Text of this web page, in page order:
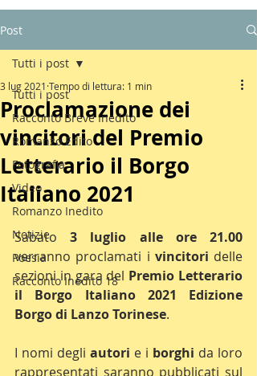
Post
Tutti i post
Racconto Breve Inedito
Romanzo Edito
Fotografia
Video
Romanzo Inedito
Notizie
Poesia
Racconto Inedito 18
Tutti i post
Proclamazione dei
vincitori del Premio
Letterario il Borgo
Italiano 2021
3 lug 2021 Tempo di lettura: 1 min
Sabato 3 luglio alle ore 21.00
verranno proclamati i vincitori delle
sezioni in gara del Premio Letterario
il Borgo Italiano 2021 Edizione
Borgo di Lanzo Torinese.
I nomi degli autori e i borghi da loro